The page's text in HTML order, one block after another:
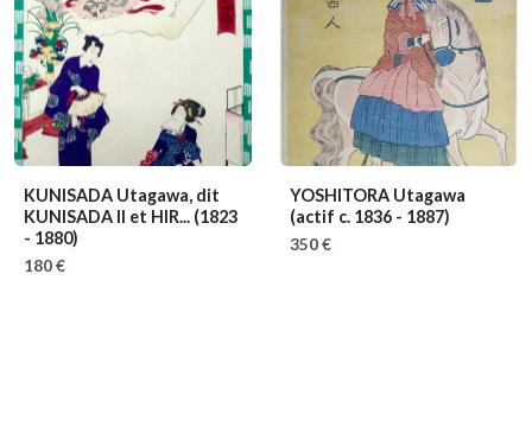
KUNISADA Utagawa, dit
KUNISADA II et HIR... (1823
- 1880)
180 €
YOSHITORA Utagawa
(actif c. 1836 - 1887)
350 €